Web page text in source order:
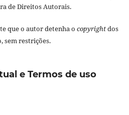
de Direitos Autorais.
que o autor detenha o copyrightdos
sem restrições.
e Termos de uso